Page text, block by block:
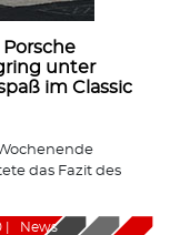
unter
im Classic
das Fazit des
News